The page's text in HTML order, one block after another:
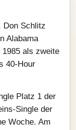
Don Schlitz
Alabama
als zweite
40-Hour
Platz 1 der
Single der
Woche. Am